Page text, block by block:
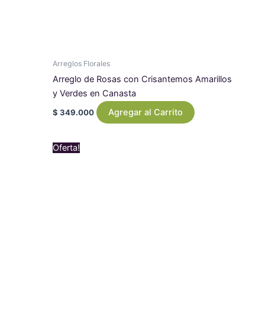
Arreglos Florales
Arreglo de Rosas con Crisantemos Amarillos
y Verdes en Canasta
$ 349.000 Agregar al Carrito
Oferta!